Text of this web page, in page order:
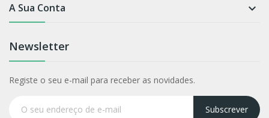
A Sua Conta 
Newsletter
Registe o seu e-mail para receber as novidades.
Subscrever